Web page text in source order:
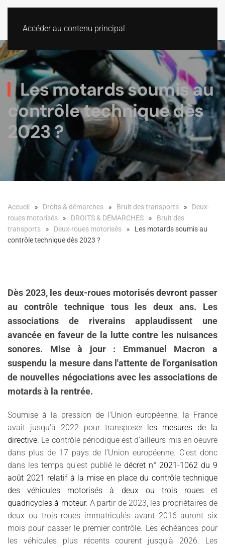
Accéder au contenu principal
Les motards soumis au
contrôle technique dès
2023 ?
Accueil Droits & démarches Bruit des transports
Deux-
roues motorisés
DROITS & DÉMARCHES
Bruit des
transports
Deux-roues motorisés
Les motards soumis au
contrôle technique dès 2023 ?
Dès 2023, les deux-roues motorisés devront passer
au contrôle technique tous les deux ans. Les
associations de riverains applaudissent une
avancée en faveur de la lutte contre les nuisances
sonores. Mise à jour : Emmanuel Macron a
suspendu la mesure dans l'attente de l'organisation
de nouvelles négociations avec les associations de
motards à la rentrée.
Soumise à la pression de l'Union européenne, la France
avait jusqu'à 2022 pour transposer les mesures de la
directive. Le contrôle périodique est d'ailleurs mis en oeuvre
dans plus de 17 pays de l'Union européenne. C'est donc
dans les temps qu'est publié le décret n° 2021-1062 du 9
août 2021 relatif à la mise en place du contrôle technique
des véhicules motorisés à deux ou trois roues et
quadricycles à moteur. A partir de 2023, les propriétaires de
deux ou trois roues immatriculés avant 2016 auront six
mois pour passer le premier contrôle. Les échéances pour
les véhicules plus récents courent jusqu'à 2026. Les